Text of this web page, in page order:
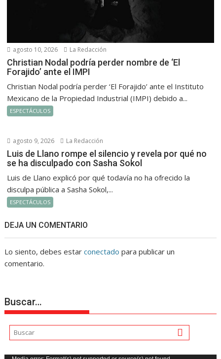
agosto 10, 2026 La Redacción
Christian Nodal podría perder nombre de ‘El
Forajido’ ante el IMPI
Christian Nodal podría perder ‘El Forajido’ ante el Instituto
Mexicano de la Propiedad Industrial (IMPI) debido a...
ESPECTÁCULOS
agosto 9, 2026 La Redacción
Luis de Llano rompe el silencio y revela por qué no
se ha disculpado con Sasha Sokol
Luis de Llano explicó por qué todavía no ha ofrecido la
disculpa pública a Sasha Sokol,...
ESPECTÁCULOS
DEJA UN COMENTARIO
Lo siento, debes estarconectado para publicar un
comentario.
Buscar…